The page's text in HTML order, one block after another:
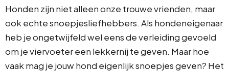
Honden zijn niet alleen onze trouwe vrienden, maar
ook echte snoepjesliefhebbers. Als hondeneigenaar
heb je ongetwijfeld wel eens de verleiding gevoeld
om je viervoeter een lekkernij te geven. Maar hoe
vaak mag je jouw hond eigenlijk snoepjes geven? Het